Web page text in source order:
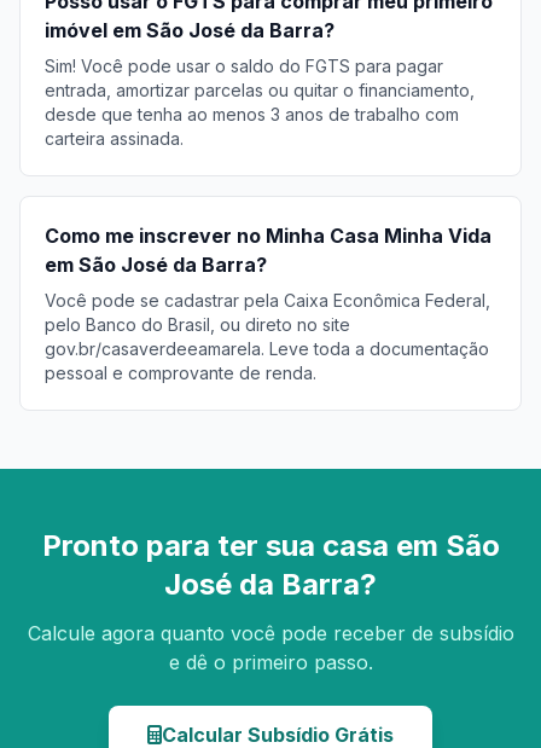
imóvel em São José da Barra?
Sim! Você pode usar o saldo do FGTS para pagar
entrada, amortizar parcelas ou quitar o financiamento,
desde que tenha ao menos 3 anos de trabalho com
carteira assinada.
Como me inscrever no Minha Casa Minha Vida
em São José da Barra?
Você pode se cadastrar pela Caixa Econômica Federal,
pelo Banco do Brasil, ou direto no site
gov.br/casaverdeeamarela. Leve toda a documentação
pessoal e comprovante de renda.
Pronto para ter sua casa em São
José da Barra?
Calcule agora quanto você pode receber de subsídio
e dê o primeiro passo.
Calcular Subsídio Grátis